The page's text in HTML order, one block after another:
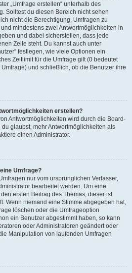
„Umfrage erstellen“ unterhalb des
Solltest du diesen Bereich nicht sehen
nicht die Berechtigung, Umfragen zu
mindestens zwei Antwortmöglichkeiten in
und dabei sicherstellen, dass jede
Zeile steht. Du kannst auch unter
festlegen, wie viele Optionen ein
Zeitlimit für die Umfrage gilt (0 bedeutet
und schließlich, ob die Benutzer ihre
erstellen?
Antwortmöglichkeiten wird durch die Board-
glaubst, mehr Antwortmöglichkeiten als
einen Administrator.
Umfrage?
nur vom ursprünglichen Verfasser,
bearbeitet werden. Um eine
ersten Beitrag des Themas; dieser ist
Wenn niemand eine Stimme abgegeben hat,
löschen oder die Umfrageoption
ein Benutzer abgestimmt haben, so kann
oder Administratoren geändert oder
Manipulation von laufenden Umfragen